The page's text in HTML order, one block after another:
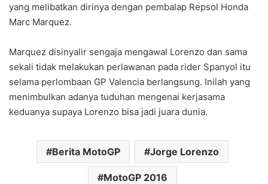
yang melibatkan dirinya dengan pembalap Repsol Honda
Marc Marquez.
Marquez disinyalir sengaja mengawal Lorenzo dan sama
sekali tidak melakukan perlawanan pada rider Spanyol itu
selama perlombaan GP Valencia berlangsung. Inilah yang
menimbulkan adanya tuduhan mengenai kerjasama
keduanya supaya Lorenzo bisa jadi juara dunia.
Berita MotoGP Jorge Lorenzo
MotoGP 2016